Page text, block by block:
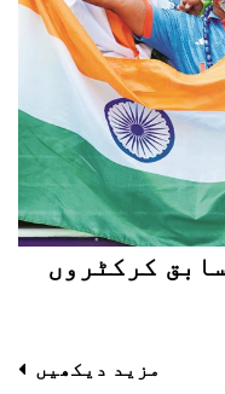
کرکٹروں
مزید دیکھیں